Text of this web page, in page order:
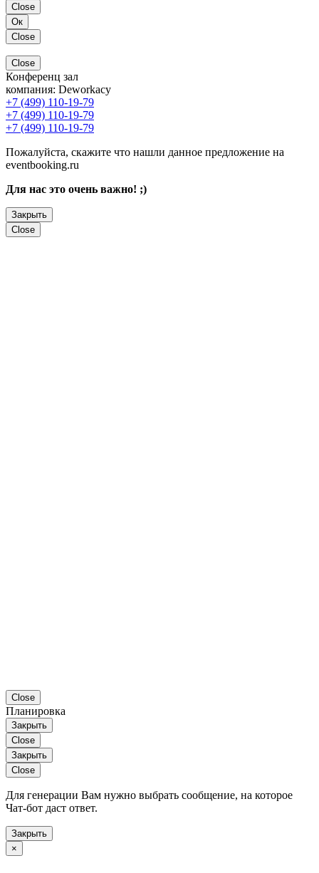
Close
Ок
Close
Close
Конференц зал
компания: Deworkacy
+7 (499) 110-19-79
+7 (499) 110-19-79
+7 (499) 110-19-79
Пожалуйста, скажите что нашли данное предложение на
eventbooking.ru
Для нас это очень важно! ;)
Закрыть
Close
Close
Планировка
Закрыть
Close
Закрыть
Close
Для генерации Вам нужно выбрать сообщение, на которое
Чат-бот даст ответ.
Закрыть
×